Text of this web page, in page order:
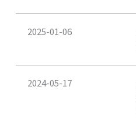
2025-01-06
2024-05-17